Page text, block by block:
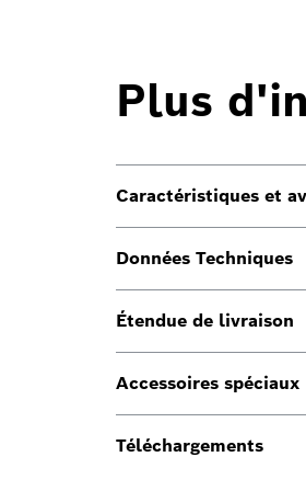
Plus
Caractéristiques et
Données Techniques
Étendue de livraison
Accessoires spéciaux
Téléchargements